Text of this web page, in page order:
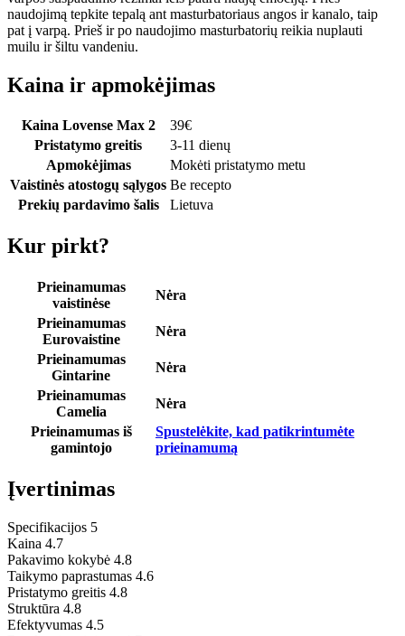
naudojimą tepkite tepalą ant masturbatoriaus angos ir kanalo, taip
pat į varpą. Prieš ir po naudojimo masturbatorių reikia nuplauti
muilu ir šiltu vandeniu.
Kaina ir apmokėjimas
Kaina Lovense Max 2 39€
Pristatymo greitis
3-11 dienų
Apmokėjimas
Mokėti pristatymo metu
Vaistinės atostogų sąlygos Be recepto
Prekių pardavimo šalis
Lietuva
Kur pirkt?
Prieinamumas
vaistinėse
Nėra
Prieinamumas
Eurovaistine
Nėra
Prieinamumas
Gintarine
Nėra
Prieinamumas
Camelia
Nėra
Prieinamumas iš
gamintojo
Spustelėkite, kad patikrintumėte
prieinamumą
Įvertinimas
Specifikacijos 5
Kaina 4.7
Pakavimo kokybė 4.8
Taikymo paprastumas 4.6
Pristatymo greitis 4.8
Struktūra 4.8
Efektyvumas 4.5